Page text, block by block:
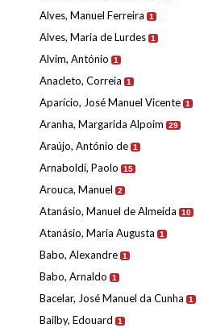
Alves, Manuel Ferreira 1
Alves, Maria de Lurdes 1
Alvim, António 1
Anacleto, Correia 1
Aparício, José Manuel Vicente 1
Aranha, Margarida Alpoim 29
Araújo, António de 1
Arnaboldi, Paolo 15
Arouca, Manuel 2
Atanásio, Manuel de Almeida 10
Atanásio, Maria Augusta 1
Babo, Alexandre 1
Babo, Arnaldo 1
Bacelar, José Manuel da Cunha 1
Bailby, Edouard 1